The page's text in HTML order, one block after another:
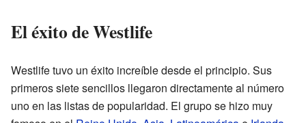
El éxito de Westlife
Westlife tuvo un éxito increíble desde el principio. Sus
primeros siete sencillos llegaron directamente al número
uno en las listas de popularidad. El grupo se hizo muy